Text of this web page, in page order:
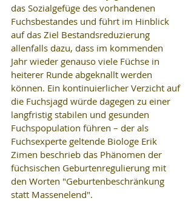
das Sozialgefüge des vorhandenen
Fuchsbestandes und führt im Hinblick
auf das Ziel Bestandsreduzierung
allenfalls dazu, dass im kommenden
Jahr wieder genauso viele Füchse in
heiterer Runde abgeknallt werden
können. Ein kontinuierlicher Verzicht auf
die Fuchsjagd würde dagegen zu einer
langfristig stabilen und gesunden
Fuchspopulation führen – der als
Fuchsexperte geltende Biologe Erik
Zimen beschrieb das Phänomen der
füchsischen Geburtenregulierung mit
den Worten "Geburtenbeschränkung
statt Massenelend".